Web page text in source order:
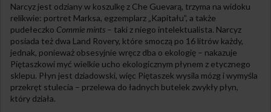
Narcyz jest odziany w koszulkę z Che Guevarą, trzyma na widoku
relikwie: portret Marksa, egzemplarz „Kapitału”, a także
pudełeczko Commie mints – taki z niego intelektualista. Narcyz
posiada też dwa Land Rovery, które smoczą po 16 litrów każdy,
jednak, ponieważ obsesyjnie wręcz dba o ekologię – nakazuje
Piętaszkowi myć wielkie ucho ekologicznym płynem z etycznego
sklepu. Płyn jest dziadowski, więc Piętaszek wysila mózg i wymyśla
przekręt stulecia – przelewa do ładnych butelek zwykły płyn,
który działa.